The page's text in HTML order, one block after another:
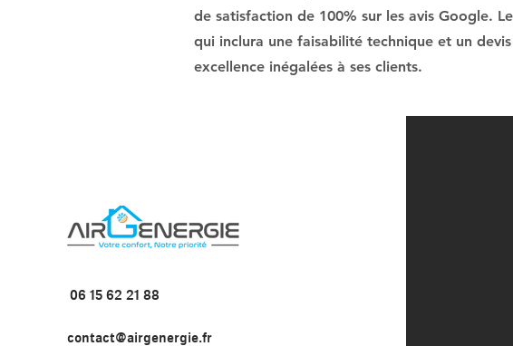
de satisfaction de 100% sur les avis Google.
qui inclura une faisabilité technique et un
excellence inégalées à ses clients.
06 15 62 21 88
contact@airgenergie.fr